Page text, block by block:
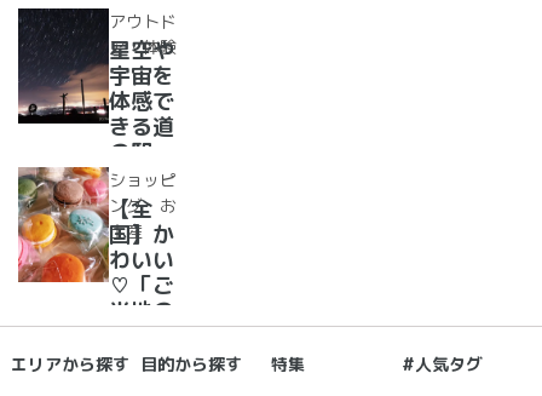
37
選！人
気のソ
フトク
リー
ム・ジ
ェラー
ト大集
合！
アウトド
ア・体験
星空や
宇宙を
体感で
きる道
の駅
道の駅
で夜空
に癒さ
れ/星
に願い
☆彡
ショッピ
ング・お
土産
【全
国】か
わいい
♡「ご
当地の
お土
産」が
エリアから探す 目的から探す 特集 #人気タグ